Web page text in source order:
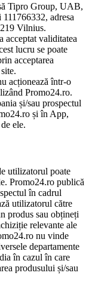
Tipro Group, UAB,
adresa
Vilnius.
acceptat validitatea
lucru se poate
acceptarea
acționează într-o
Promo24.ro.
și/sau prospectul
și în App,
ele.
utilizatorul poate
Promo24.ro publică
în cadrul
utilizatorul către
produs sau obțineți
relevante ale
nu vinde
departamente
în cazul în care
produsului și/sau